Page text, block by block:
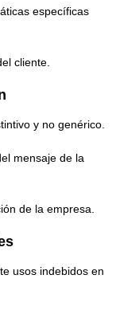
específicas
cliente.
y no genérico.
mensaje de la
de la empresa.
usos indebidos en